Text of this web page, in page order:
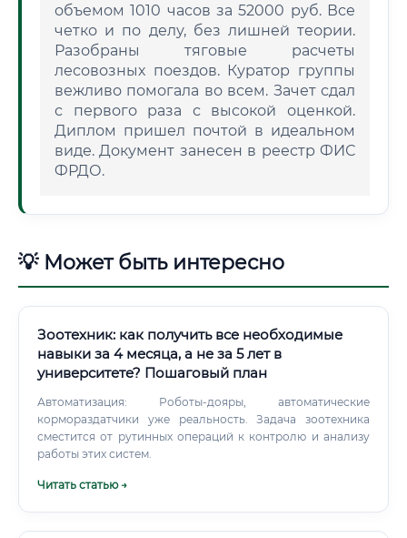
объемом 1010 часов за 52000 руб. Все
четко и по делу, без лишней теории.
Разобраны тяговые расчеты
лесовозных поездов. Куратор группы
вежливо помогала во всем. Зачет сдал
с первого раза с высокой оценкой.
Диплом пришел почтой в идеальном
виде. Документ занесен в реестр ФИС
ФРДО.
💡 Может быть интересно
Зоотехник: как получить все необходимые
навыки за 4 месяца, а не за 5 лет в
университете? Пошаговый план
Автоматизация: Роботы-дояры, автоматические
кормораздатчики уже реальность. Задача зоотехника
сместится от рутинных операций к контролю и анализу
работы этих систем.
Читать статью →